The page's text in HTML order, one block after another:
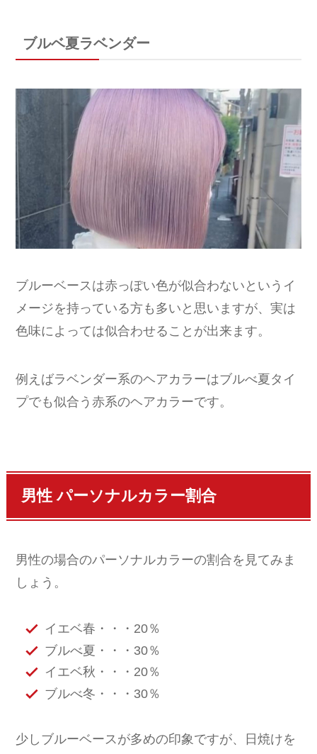
ブルベ夏ラベンダー
ブルーベースは赤っぽい色が似合わないというイ
メージを持っている方も多いと思いますが、実は
色味によっては似合わせることが出来ます。
例えばラベンダー系のヘアカラーはブルべ夏タイ
プでも似合う赤系のヘアカラーです。
男性 パーソナルカラー割合
男性の場合のパーソナルカラーの割合を見てみま
しょう。
イエベ春・・・20％
ブルべ夏・・・30％
イエベ秋・・・20％
ブルべ冬・・・30％
少しブルーベースが多めの印象ですが、日焼けを